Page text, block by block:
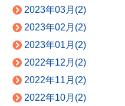
2023年03月(2)
2023年02月(2)
2023年01月(2)
2022年12月(2)
2022年11月(2)
2022年10月(2)